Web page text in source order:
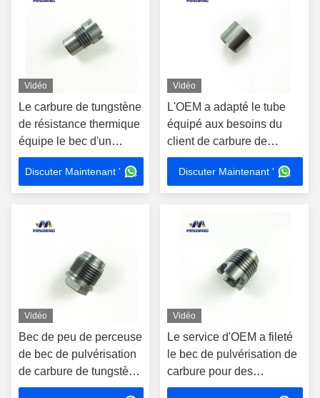
Vidéo
Le carbure de tungstène
de résistance thermique
équipe le bec d'un
gicleur de pulvérisation
de carbure de forage de
pétrole
Discuter Maintenant '
Vidéo
L'OEM a adapté le tube
équipé aux besoins du
client de carbure de
tungstène a cimenté le bec
de pulvérisation de
carbure
Discuter Maintenant '
Vidéo
Bec de peu de perceuse
de bec de pulvérisation
de carbure de tungstène
ISO9001 pour le forage
Vidéo
Le service d'OEM a fileté
le bec de pulvérisation de
carbure pour des
machines de pétrole